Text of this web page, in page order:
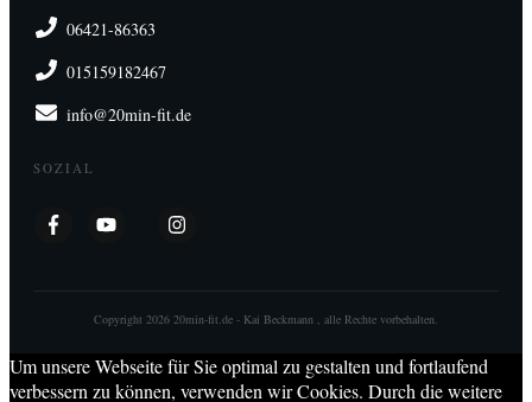
06421-86363
015159182467
info@20min-fit.de
SOZIAL
Copyright 2026 20min-fit.de - Kai Beckmann , alle Rechte vorbehalten.
Um unsere Webseite für Sie optimal zu gestalten und fortlaufend
verbessern zu können, verwenden wir Cookies. Durch die weitere